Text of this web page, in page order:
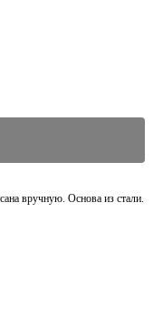
вручную. Основа из стали.